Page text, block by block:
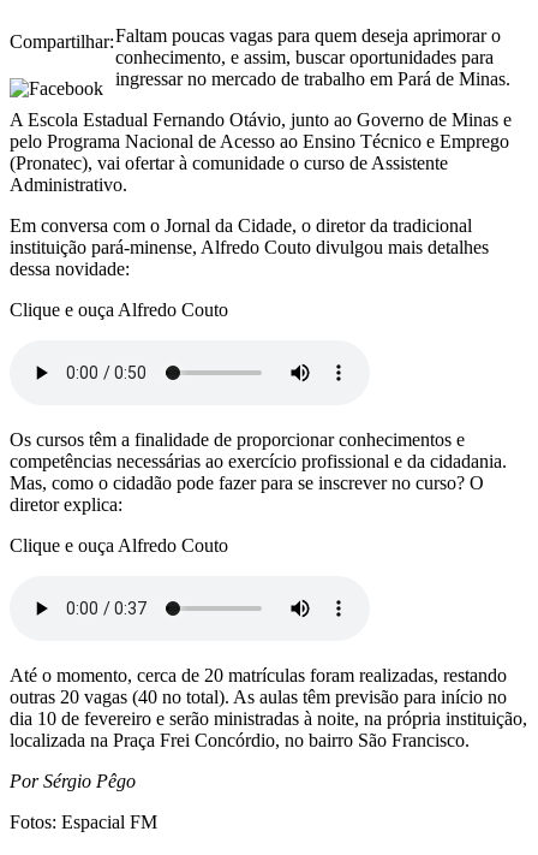
Compartilhar:Faltam poucas vagas para quem deseja aprimorar o
conhecimento, e assim, buscar oportunidades para
ingressar no mercado de trabalho em Pará de Minas.
A Escola Estadual Fernando Otávio, junto ao Governo de Minas e
pelo Programa Nacional de Acesso ao Ensino Técnico e Emprego
(Pronatec), vai ofertar à comunidade o curso de Assistente
Administrativo.
Em conversa com o Jornal da Cidade, o diretor da tradicional
instituição pará-minense, Alfredo Couto divulgou mais detalhes
dessa novidade:
Clique e ouça Alfredo Couto
Os cursos têm a finalidade de proporcionar conhecimentos e
competências necessárias ao exercício profissional e da cidadania.
Mas, como o cidadão pode fazer para se inscrever no curso? O
diretor explica:
Clique e ouça Alfredo Couto
Até o momento, cerca de 20 matrículas foram realizadas, restando
outras 20 vagas (40 no total). As aulas têm previsão para início no
dia 10 de fevereiro e serão ministradas à noite, na própria instituição,
localizada na Praça Frei Concórdio, no bairro São Francisco.
Por Sérgio Pêgo
Fotos: Espacial FM